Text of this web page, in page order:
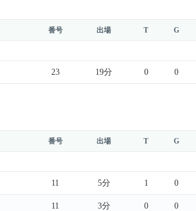
番号 出場 T G
23 19分 0 0
番号 出場 T G
11 5分 1 0
11 3分 0 0